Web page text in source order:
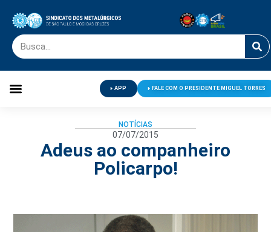
APP FALE COM O PRESIDENTE MIGUEL TORRES
NOTÍCIAS
07/07/2015
Adeus ao companheiro
Policarpo!